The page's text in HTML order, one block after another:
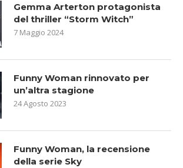
Gemma Arterton protagonista
del thriller “Storm Witch”
7 Maggio 2024
Funny Woman rinnovato per
un’altra stagione
24 Agosto 2023
Funny Woman, la recensione
della serie Sky